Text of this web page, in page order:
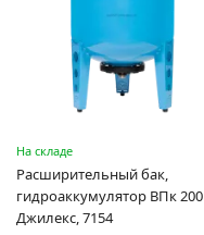
На складе
Расширительный бак,
гидроаккумулятор ВПк 200
Джилекс, 7154